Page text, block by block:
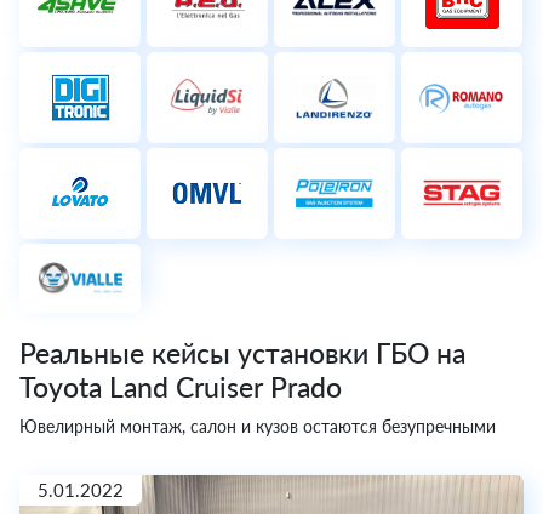
Реальные кейсы установки ГБО на
Toyota Land Cruiser Prado
Ювелирный монтаж, салон и кузов остаются безупречными
5.01.2022